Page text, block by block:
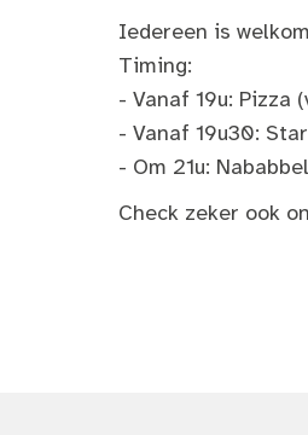
Iedereen is
Timing:
- Vanaf 19u: Pizza
- Vanaf 19u30:
- Om 21u:
Check zeker ook